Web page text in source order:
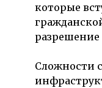
которые
разрешение
Сложности